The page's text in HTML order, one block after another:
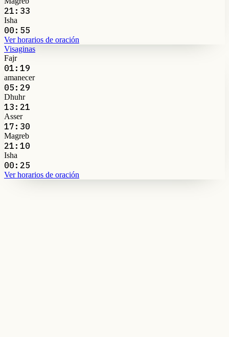
21:33
Isha
00:55
Ver horarios de oración
Visaginas
Fajr
01:19
amanecer
05:29
Dhuhr
13:21
Asser
17:30
Magreb
21:10
Isha
00:25
Ver horarios de oración